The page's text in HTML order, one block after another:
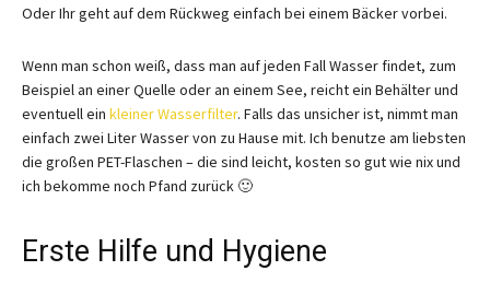
Oder Ihr geht auf dem Rückweg einfach bei einem Bäcker vorbei.
Wenn man schon weiß, dass man auf jeden Fall Wasser findet, zum
Beispiel an einer Quelle oder an einem See, reicht ein Behälter und
eventuell ein kleiner Wasserfilter. Falls das unsicher ist, nimmt man
einfach zwei Liter Wasser von zu Hause mit. Ich benutze am liebsten
die großen PET-Flaschen – die sind leicht, kosten so gut wie nix und
ich bekomme noch Pfand zurück 🙂
Erste Hilfe und Hygiene